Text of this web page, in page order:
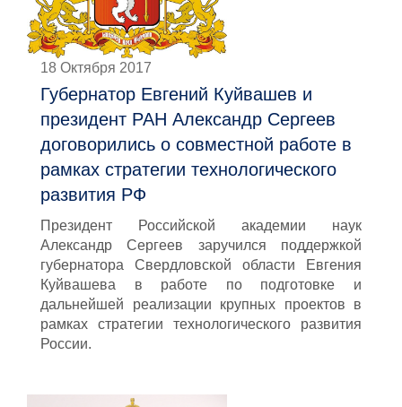
18 Октября 2017
Губернатор Евгений Куйвашев и
президент РАН Александр Сергеев
договорились о совместной работе в
рамках стратегии технологического
развития РФ
Президент Российской академии наук
Александр Сергеев заручился поддержкой
губернатора Свердловской области Евгения
Куйвашева в работе по подготовке и
дальнейшей реализации крупных проектов в
рамках стратегии технологического развития
России.